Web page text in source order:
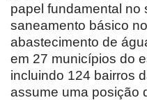
papel fundamental no
saneamento básico
abastecimento de
em 27 municípios do
incluindo 124 bairros
assume uma posição